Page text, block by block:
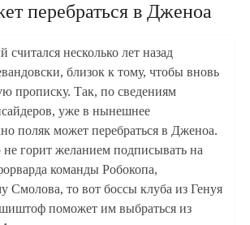
перебраться в Дженоа
считался несколько лет назад
близок к тому, чтобы вновь
прописку. Так, по сведениям
уже в нынешнее
поляк может перебраться в Дженоа.
горит желанием подписывать на
команды Робокопа,
Смолова, то вот боссы клуба из Генуя
поможет им выбраться из